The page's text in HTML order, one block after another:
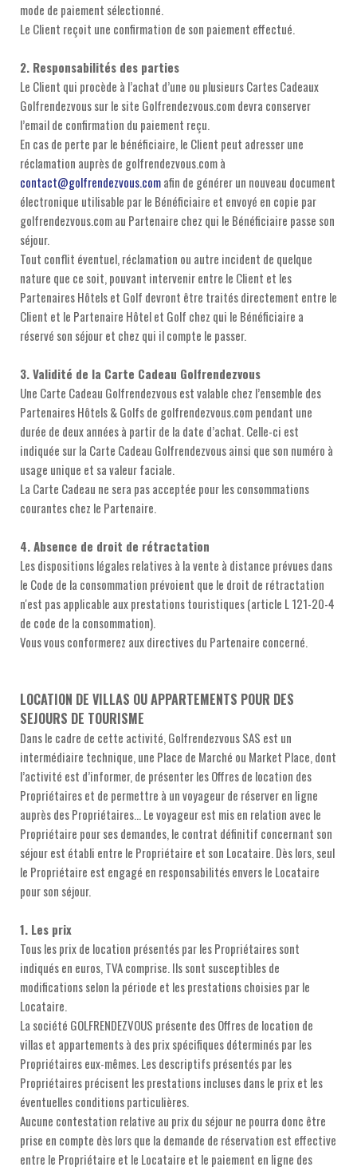
mode de paiement sélectionné.
Le Client reçoit une confirmation de son paiement effectué.
2. Responsabilités des parties
Le Client qui procède à l’achat d’une ou plusieurs Cartes Cadeaux
Golfrendezvous sur le site Golfrendezvous.com devra conserver
l’email de confirmation du paiement reçu.
En cas de perte par le bénéficiaire, le Client peut adresser une
réclamation auprès de golfrendezvous.com à
contact@golfrendezvous.comafin de générer un nouveau document
électronique utilisable par le Bénéficiaire et envoyé en copie par
golfrendezvous.com au Partenaire chez qui le Bénéficiaire passe son
séjour.
Tout conflit éventuel, réclamation ou autre incident de quelque
nature que ce soit, pouvant intervenir entre le Client et les
Partenaires Hôtels et Golf devront être traités directement entre le
Client et le Partenaire Hôtel et Golf chez qui le Bénéficiaire a
réservé son séjour et chez qui il compte le passer.
3. Validité de la Carte Cadeau Golfrendezvous
Une Carte Cadeau Golfrendezvous est valable chez l’ensemble des
Partenaires Hôtels & Golfs de golfrendezvous.com pendant une
durée de deux années à partir de la date d’achat. Celle-ci est
indiquée sur la Carte Cadeau Golfrendezvous ainsi que son numéro à
usage unique et sa valeur faciale.
La Carte Cadeau ne sera pas acceptée pour les consommations
courantes chez le Partenaire.
4. Absence de droit de rétractation
Les dispositions légales relatives à la vente à distance prévues dans
le Code de la consommation prévoient que le droit de rétractation
n'est pas applicable aux prestations touristiques (article L 121-20-4
de code de la consommation).
Vous vous conformerez aux directives du Partenaire concerné.
LOCATION DE VILLAS OU APPARTEMENTS POUR DES
SEJOURS DE TOURISME
Dans le cadre de cette activité, Golfrendezvous SAS est un
intermédiaire technique, une Place de Marché ou Market Place, dont
l’activité est d’informer, de présenter les Offres de location des
Propriétaires et de permettre à un voyageur de réserver en ligne
auprès des Propriétaires... Le voyageur est mis en relation avec le
Propriétaire pour ses demandes, le contrat définitif concernant son
séjour est établi entre le Propriétaire et son Locataire. Dès lors, seul
le Propriétaire est engagé en responsabilités envers le Locataire
pour son séjour.
1. Les prix
Tous les prix de location présentés par les Propriétaires sont
indiqués en euros, TVA comprise. Ils sont susceptibles de
modifications selon la période et les prestations choisies par le
Locataire.
La société GOLFRENDEZVOUS présente des Offres de location de
villas et appartements à des prix spécifiques déterminés par les
Propriétaires eux-mêmes. Les descriptifs présentés par les
Propriétaires précisent les prestations incluses dans le prix et les
éventuelles conditions particulières.
Aucune contestation relative au prix du séjour ne pourra donc être
prise en compte dès lors que la demande de réservation est effective
entre le Propriétaire et le Locataire et le paiement en ligne des